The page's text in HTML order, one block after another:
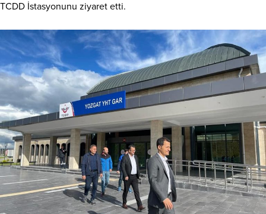
TCDD İstasyonunu ziyaret etti.